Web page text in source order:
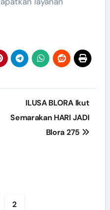
ILUSA BLORA Ikut
Semarakan HARI JADI
Blora 275
2